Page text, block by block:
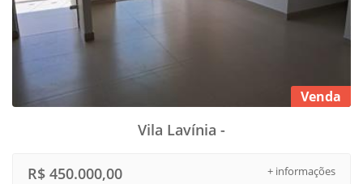
Venda
Vila Lavínia -
+ informações
R$ 450.000,00